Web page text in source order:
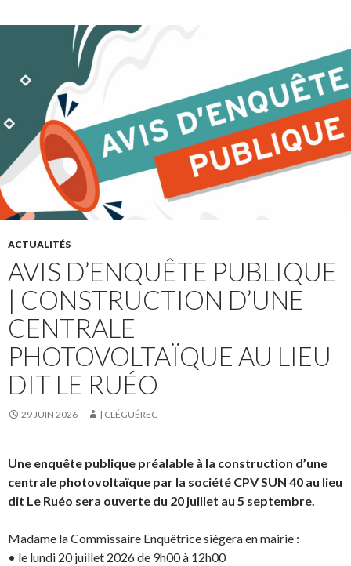
ACTUALITÉS
AVIS D’ENQUÊTE PUBLIQUE
| CONSTRUCTION D’UNE
CENTRALE
PHOTOVOLTAÏQUE AU LIEU
DIT LE RUÉO
29 JUIN 2026 | CLÉGUÉREC
Une enquête publique préalable à la construction d’une
centrale photovoltaïque par la société CPV SUN 40 au lieu
dit Le Ruéo sera ouverte du 20 juillet au 5 septembre.
Madame la Commissaire Enquêtrice siégera en mairie :
• le lundi 20 juillet 2026 de 9h00 à 12h00